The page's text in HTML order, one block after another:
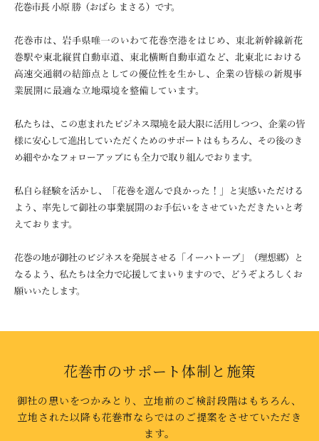
花巻市のサポート体制と施策
御社の思いをつかみとり、立地前のご検討段階はもちろん、
立地された以降も花巻市ならではのご提案をさせていただき
ます。